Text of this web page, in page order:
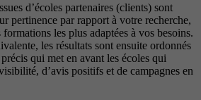
d’écoles partenaires (clients) sont
pertinence par rapport à votre recherche,
les plus adaptées à vos besoins.
les résultats sont ensuite ordonnés
qui met en avant les écoles qui
d’avis positifs et de campagnes en